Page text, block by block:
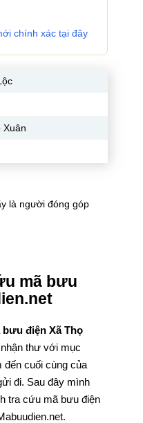
chính xác tại đây
Xuân
là người đóng góp
mã bưu
bưu điện Xã Thọ
thư với mục
đến cuối cùng của
đi. Sau đây mình
tra cứu mã bưu điện